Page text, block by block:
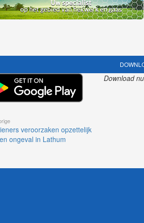
Download
veroorzaken opzettelijk
ongeval in Lathum